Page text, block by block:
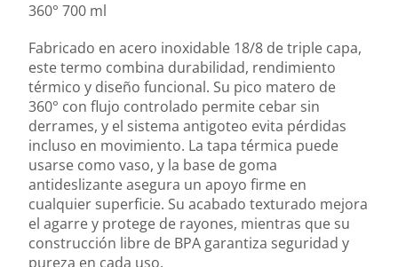
360° 700 ml
Fabricado en acero inoxidable 18/8 de triple capa,
este termo combina durabilidad, rendimiento
térmico y diseño funcional. Su pico matero de
360° con flujo controlado permite cebar sin
derrames, y el sistema antigoteo evita pérdidas
incluso en movimiento. La tapa térmica puede
usarse como vaso, y la base de goma
antideslizante asegura un apoyo firme en
cualquier superficie. Su acabado texturado mejora
el agarre y protege de rayones, mientras que su
construcción libre de BPA garantiza seguridad y
pureza en cada uso.